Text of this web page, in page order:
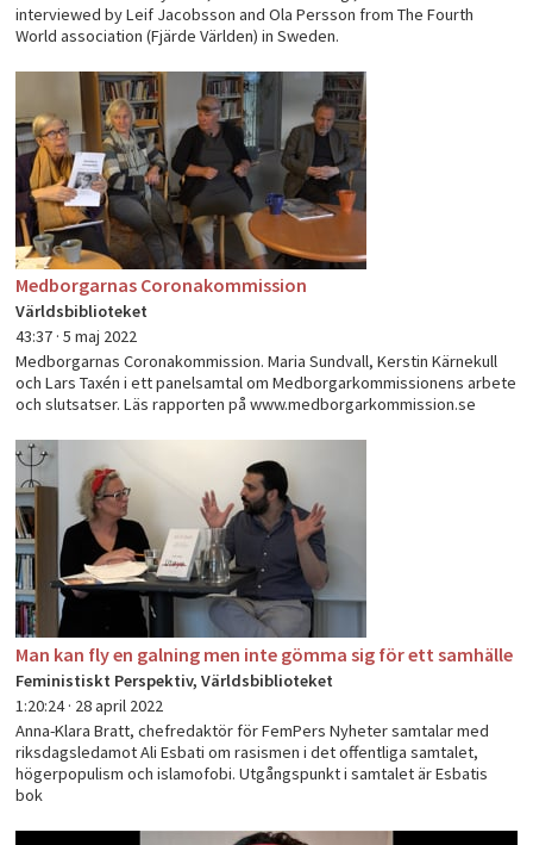
interviewed by Leif Jacobsson and Ola Persson from The Fourth
World association (Fjärde Världen) in Sweden.
Medborgarnas Coronakommission
Världsbiblioteket
43:37 ·5 maj 2022
Medborgarnas Coronakommission. Maria Sundvall, Kerstin Kärnekull
och Lars Taxén i ett panelsamtal om Medborgarkommissionens arbete
och slutsatser. Läs rapporten på www.medborgarkommission.se
Man kan fly en galning men inte gömma sig för ett samhälle
Feministiskt Perspektiv, Världsbiblioteket
1:20:24 · 28 april 2022
Anna-Klara Bratt, chefredaktör för FemPers Nyheter samtalar med
riksdagsledamot Ali Esbati om rasismen i det offentliga samtalet,
högerpopulism och islamofobi. Utgångspunkt i samtalet är Esbatis
bok